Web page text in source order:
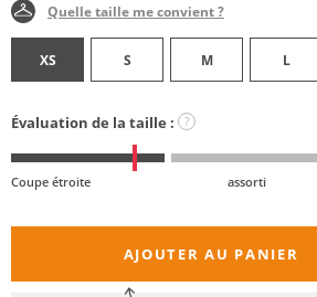
Quelle taille me convient ?
XS S M L
Évaluation de la taille : ?
Coupe étroite assorti
AJOUTER AU PANIER